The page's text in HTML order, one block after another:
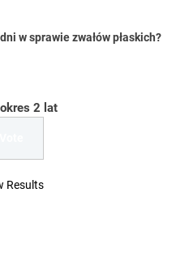
w sprawie zwałów płaskich?
2 lat
Results